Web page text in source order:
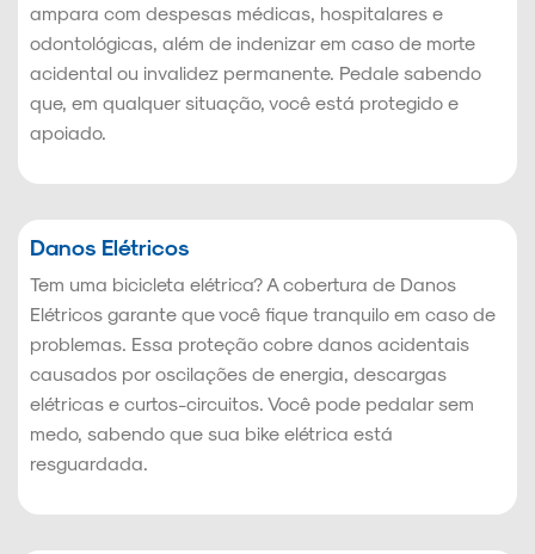
ampara com despesas médicas, hospitalares e
odontológicas, além de indenizar em caso de morte
acidental ou invalidez permanente. Pedale sabendo
que, em qualquer situação, você está protegido e
apoiado.
Danos Elétricos
Tem uma bicicleta elétrica? A cobertura de Danos
Elétricos garante que você fique tranquilo em caso de
problemas. Essa proteção cobre danos acidentais
causados por oscilações de energia, descargas
elétricas e curtos-circuitos. Você pode pedalar sem
medo, sabendo que sua bike elétrica está
resguardada.